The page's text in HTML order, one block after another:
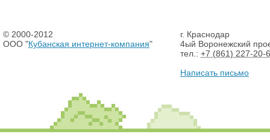
© 2000-2012
ООО "Кубанская интернет-компания"
г. Краснодар
4ый Воронежский
тел.: +7 (861) 227-20-
Написать письмо